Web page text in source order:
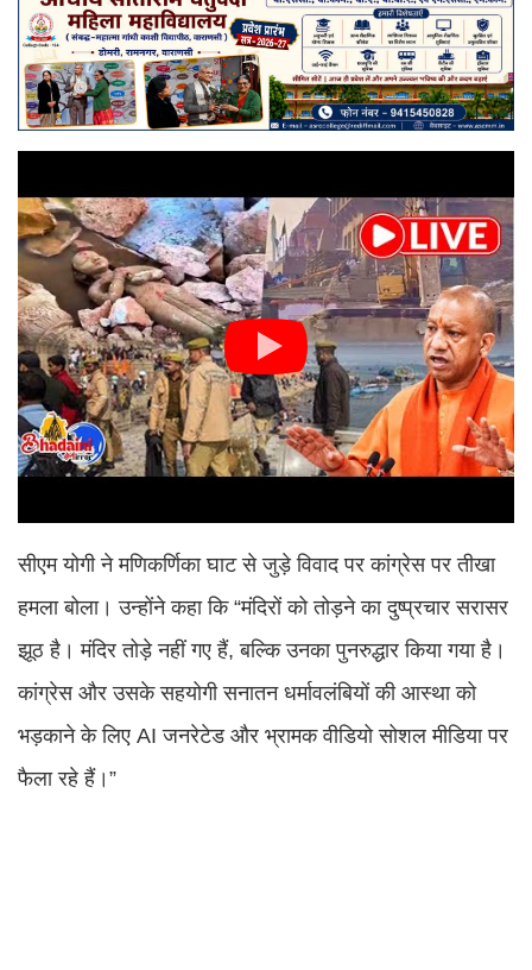
सीएम योगी ने मणिकर्णिका घाट से जुड़े विवाद पर कांग्रेस पर तीखा
हमला बोला। उन्होंने कहा कि “मंदिरों को तोड़ने का दुष्प्रचार सरासर
झूठ है। मंदिर तोड़े नहीं गए हैं, बल्कि उनका पुनरुद्धार किया गया है।
कांग्रेस और उसके सहयोगी सनातन धर्मावलंबियों की आस्था को
भड़काने के लिए AI जनरेटेड और भ्रामक वीडियो सोशल मीडिया पर
फैला रहे हैं।”